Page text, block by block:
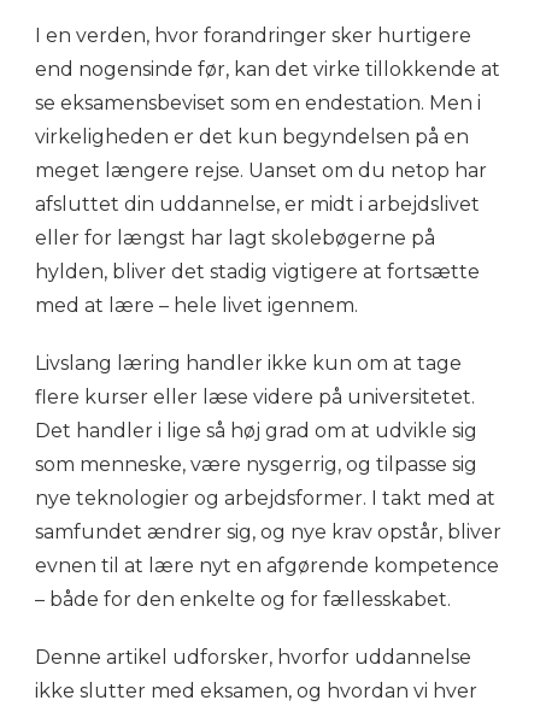
I en verden, hvor forandringer sker hurtigere
end nogensinde før, kan det virke tillokkende at
se eksamensbeviset som en endestation. Men i
virkeligheden er det kun begyndelsen på en
meget længere rejse. Uanset om du netop har
afsluttet din uddannelse, er midt i arbejdslivet
eller for længst har lagt skolebøgerne på
hylden, bliver det stadig vigtigere at fortsætte
med at lære – hele livet igennem.
Livslang læring handler ikke kun om at tage
flere kurser eller læse videre på universitetet.
Det handler i lige så høj grad om at udvikle sig
som menneske, være nysgerrig, og tilpasse sig
nye teknologier og arbejdsformer. I takt med at
samfundet ændrer sig, og nye krav opstår, bliver
evnen til at lære nyt en afgørende kompetence
– både for den enkelte og for fællesskabet.
Denne artikel udforsker, hvorfor uddannelse
ikke slutter med eksamen, og hvordan vi hver